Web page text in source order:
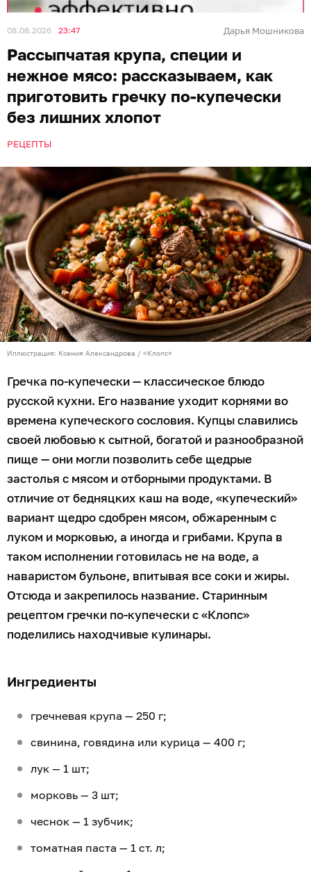
08.08.2026 23:47 Дарья Мошникова
Рассыпчатая крупа, специи и
нежное мясо: рассказываем, как
приготовить гречку по-купечески
без лишних хлопот
РЕЦЕПТЫ
Иллюстрация: Ксения Александрова / «Клопс»
Гречка по-купечески — классическое блюдо
русской кухни. Его название уходит корнями во
времена купеческого сословия. Купцы славились
своей любовью к сытной, богатой и разнообразной
пище — они могли позволить себе щедрые
застолья с мясом и отборными продуктами. В
отличие от бедняцких каш на воде, «купеческий»
вариант щедро сдобрен мясом, обжаренным с
луком и морковью, а иногда и грибами. Крупа в
таком исполнении готовилась не на воде, а
наваристом бульоне, впитывая все соки и жиры.
Отсюда и закрепилось название. Старинным
рецептом гречки по-купечески с «Клопс»
поделились находчивые кулинары.
Ингредиенты
гречневая крупа — 250 г;
свинина, говядина или курица — 400 г;
лук — 1 шт;
морковь — 3 шт;
чеснок — 1 зубчик;
томатная паста — 1 ст. л;